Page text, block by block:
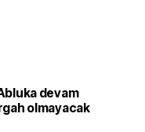
devam
olmayacak